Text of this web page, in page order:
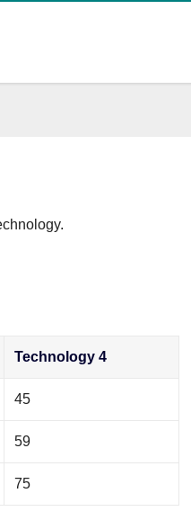
Technology 4
45
59
75